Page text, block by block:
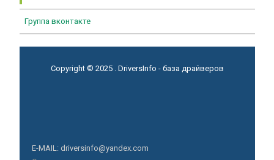
Группа вконтакте
Copyright © 2025 . DriversInfo - база драйверов
E-MAIL: driversinfo@yandex.com